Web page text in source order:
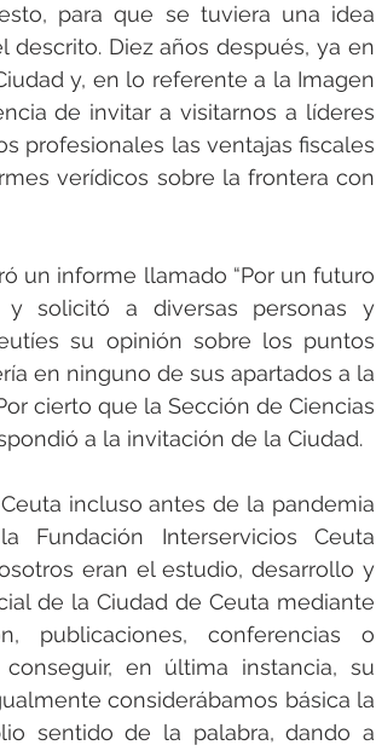
para que se tuviera una idea
Diez años después, ya en
y, en lo referente a la Imagen
de invitar a visitarnos a líderes
profesionales las ventajas fiscales
verídicos sobre la frontera con
un informe llamado “Por un futuro
solicitó a diversas personas y
su opinión sobre los puntos
en ninguno de sus apartados a la
cierto que la Sección de Ciencias
a la invitación de la Ciudad.
incluso antes de la pandemia
Interservicios Ceuta
eran el estudio, desarrollo y
de la Ciudad de Ceuta mediante
publicaciones, conferencias o
en última instancia, su
considerábamos básica la
sentido de la palabra, dando a